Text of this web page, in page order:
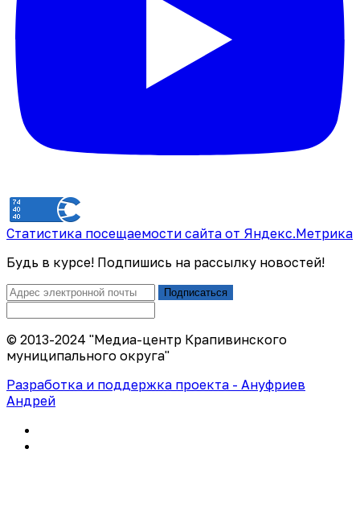
Статистика посещаемости сайта от Яндекс.Метрика
Будь в курсе! Подпишись на рассылку новостей!
Подписаться
© 2013-2024 "Медиа-центр Крапивинского
муниципального округа"
Разработка и поддержка проекта - Ануфриев
Андрей